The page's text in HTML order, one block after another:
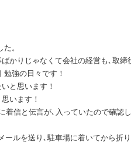
。
かりじゃなくて会社の経営も､取締
強の日々です！
と思います！
います！
信と伝言が､入っていたので確認
ルを送り､駐車場に着いてから折